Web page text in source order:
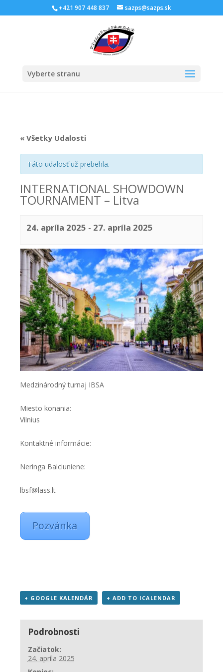
+421 907 448 837 sazps@sazps.sk
Vyberte stranu
« Všetky Udalosti
Táto udalosť už prebehla.
INTERNATIONAL SHOWDOWN
TOURNAMENT – Litva
24. apríla 2025 - 27. apríla 2025
Medzinárodný turnaj IBSA
Miesto konania:
Vilnius
Kontaktné informácie:
Neringa Balciuniene:
lbsf@lass.lt
Pozvánka
+ GOOGLE KALENDÁR + ADD TO ICALENDAR
Podrobnosti
Začiatok:
24. apríla 2025